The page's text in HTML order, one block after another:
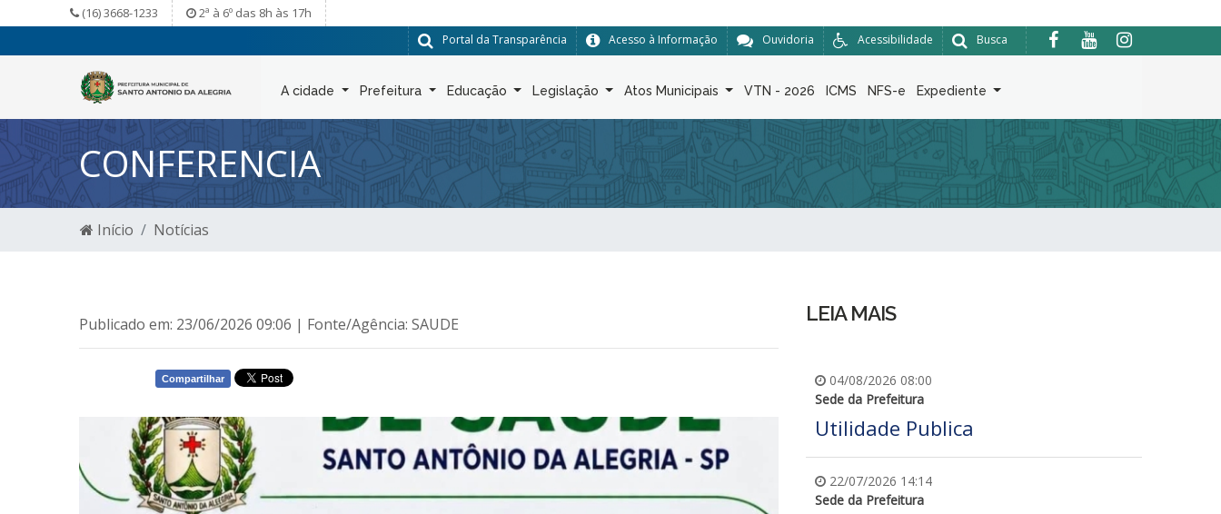
(16) 3668-1233 2ª à 6º das 8h às 17h
Busca
Acessibilidade
Ouvidoria
Acesso à Informação
Portal da Transparência
A cidade Prefeitura Educação Legislação Atos Municipais VTN - 2026 ICMS NFS-e Expediente
CONFERENCIA
Início Notícias
Publicado em: 23/06/2026 09:06 | Fonte/Agência: SAUDE
Compartilhar
LEIA MAIS
04/08/2026 08:00
Sede da Prefeitura
Utilidade Publica
22/07/2026 14:14
Sede da Prefeitura